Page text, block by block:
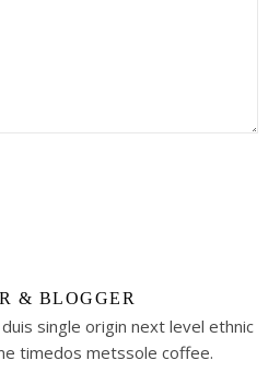
& BLOGGER
single origin next level ethnic
timedos metssole coffee.